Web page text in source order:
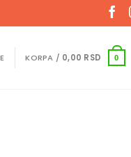
KORPA / 0,00 RSD 0